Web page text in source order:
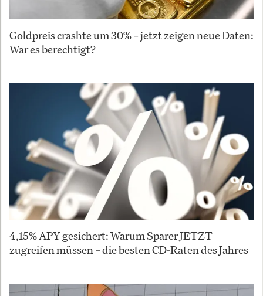
Goldpreis crashte um 30% – jetzt zeigen neue Daten:
War es berechtigt?
4,15% APY gesichert: Warum Sparer JETZT
zugreifen müssen – die besten CD-Raten des Jahres